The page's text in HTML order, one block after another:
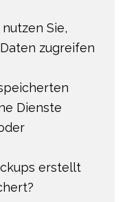
Sie,
zugreifen
Dienste
erstellt